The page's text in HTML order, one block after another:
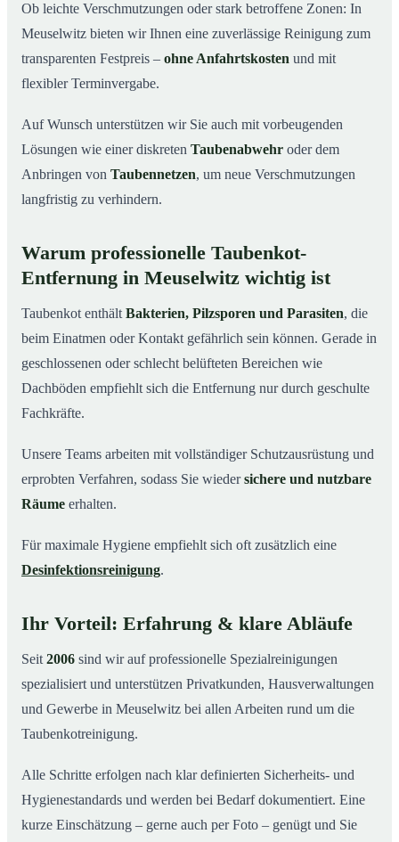
Ob leichte Verschmutzungen oder stark betroffene Zonen: In
Meuselwitz bieten wir Ihnen eine zuverlässige Reinigung zum
transparenten Festpreis – ohne Anfahrtskosten und mit
flexibler Terminvergabe.
Auf Wunsch unterstützen wir Sie auch mit vorbeugenden
Lösungen wie einer diskreten Taubenabwehr oder dem
Anbringen von Taubennetzen, um neue Verschmutzungen
langfristig zu verhindern.
Warum professionelle Taubenkot-
Entfernung in Meuselwitz wichtig ist
Taubenkot enthält Bakterien, Pilzsporen und Parasiten, die
beim Einatmen oder Kontakt gefährlich sein können. Gerade in
geschlossenen oder schlecht belüfteten Bereichen wie
Dachböden empfiehlt sich die Entfernung nur durch geschulte
Fachkräfte.
Unsere Teams arbeiten mit vollständiger Schutzausrüstung und
erprobten Verfahren, sodass Sie wiedersichere und nutzbare
Räume erhalten.
Für maximale Hygiene empfiehlt sich oft zusätzlich eine
Desinfektionsreinigung.
Ihr Vorteil: Erfahrung & klare Abläufe
Seit 2006 sind wir auf professionelle Spezialreinigungen
spezialisiert und unterstützen Privatkunden, Hausverwaltungen
und Gewerbe in Meuselwitz bei allen Arbeiten rund um die
Taubenkotreinigung.
Alle Schritte erfolgen nach klar definierten Sicherheits- und
Hygienestandards und werden bei Bedarf dokumentiert. Eine
kurze Einschätzung – gerne auch per Foto – genügt und Sie